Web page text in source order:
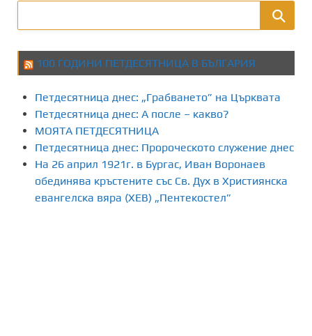
100 ГОДИНИ ПЕТДЕСЯТНИЦА В БЪЛГАРИЯ
Петдесятница днес: „Грабването” на Църквата
Петдесятница днес: А после – какво?
МОЯТА ПЕТДЕСЯТНИЦА
Петдесятница днес: Пророческото служение днес
На 26 април 1921г. в Бургас, Иван Воронаев
обединява кръстените със Св. Дух в Християнска
евангелска вяра (ХЕВ) „Пентекостел”